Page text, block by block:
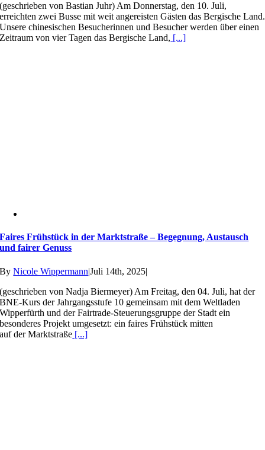
(geschrieben von Bastian Juhr) Am Donnerstag, den 10. Juli,
erreichten zwei Busse mit weit angereisten Gästen das Bergische Land.
Unsere chinesischen Besucherinnen und Besucher werden über einen
Zeitraum von vier Tagen das Bergische Land, [...]
Faires Frühstück in der Marktstraße – Begegnung, Austausch
und fairer Genuss
ByNicole Wippermann|Juli 14th, 2025|
(geschrieben von Nadja Biermeyer) Am Freitag, den 04. Juli, hat der
BNE-Kurs der Jahrgangsstufe 10 gemeinsam mit dem Weltladen
Wipperfürth und der Fairtrade-Steuerungsgruppe der Stadt ein
besonderes Projekt umgesetzt: ein faires Frühstück mitten
auf der Marktstraße [...]